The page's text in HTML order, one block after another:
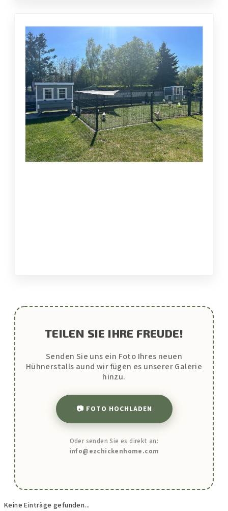
TEILEN SIE IHRE FREUDE!
Senden Sie uns ein Foto Ihres neuen
Hühnerstalls aund wir fügen es unserer Galerie
hinzu.
📷 FOTO HOCHLADEN
Oder senden Sie es direkt an:
info@ezchickenhome.com
Keine Einträge gefunden...